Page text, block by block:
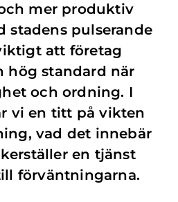
mer produktiv
stadens pulserande
att företag
hög standard när
och ordning. I
vi en titt på vikten
vad det innebär
en tjänst
förväntningarna.